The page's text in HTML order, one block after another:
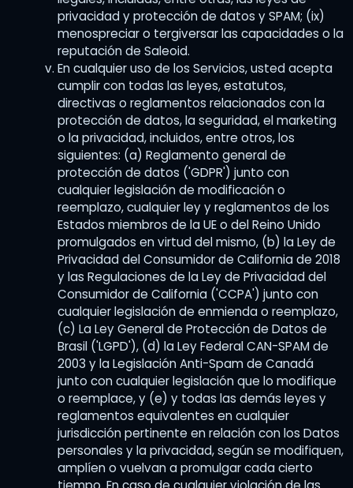
privacidad y protección de datos y SPAM; (ix)
menospreciar o tergiversar las capacidades o la
reputación de Saleoid.
En cualquier uso de los Servicios, usted acepta
cumplir con todas las leyes, estatutos,
directivas o reglamentos relacionados con la
protección de datos, la seguridad, el marketing
o la privacidad, incluidos, entre otros, los
siguientes: (a) Reglamento general de
protección de datos ('GDPR') junto con
cualquier legislación de modificación o
reemplazo, cualquier ley y reglamentos de los
Estados miembros de la UE o del Reino Unido
promulgados en virtud del mismo, (b) la Ley de
Privacidad del Consumidor de California de 2018
y las Regulaciones de la Ley de Privacidad del
Consumidor de California ('CCPA') junto con
cualquier legislación de enmienda o reemplazo,
(c) La Ley General de Protección de Datos de
Brasil ('LGPD'), (d) la Ley Federal CAN-SPAM de
2003 y la Legislación Anti-Spam de Canadá
junto con cualquier legislación que lo modifique
o reemplace, y (e) y todas las demás leyes y
reglamentos equivalentes en cualquier
jurisdicción pertinente en relación con los Datos
personales y la privacidad, según se modifiquen,
amplíen o vuelvan a promulgar cada cierto